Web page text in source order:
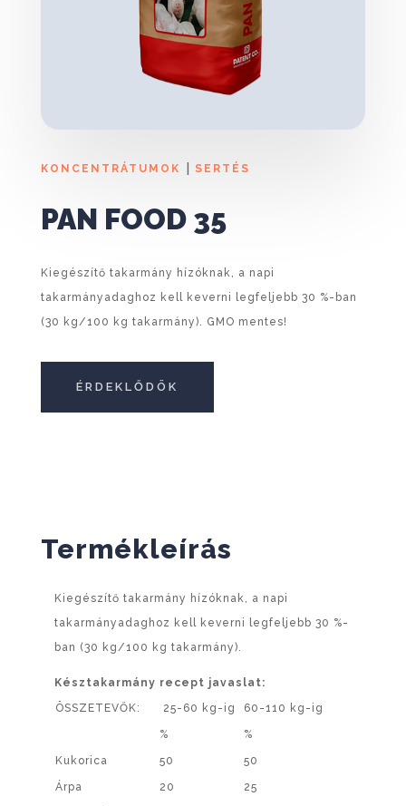
KONCENTRÁTUMOK | SERTÉS
PAN FOOD 35
Kiegészítő takarmány hízóknak, a napi
takarmányadaghoz kell keverni legfeljebb 30 %-ban
(30 kg/100 kg takarmány). GMO mentes!
ÉRDEKLŐDÖK
Termékleírás
Kiegészítő takarmány hízóknak, a napi
takarmányadaghoz kell keverni legfeljebb 30 %-
ban (30 kg/100 kg takarmány).
Késztakarmány recept javaslat:
ÖSSZETEVŐK:
25-60 kg-ig 60-110 kg-ig
% %
Kukorica 50 50
Árpa 20 25